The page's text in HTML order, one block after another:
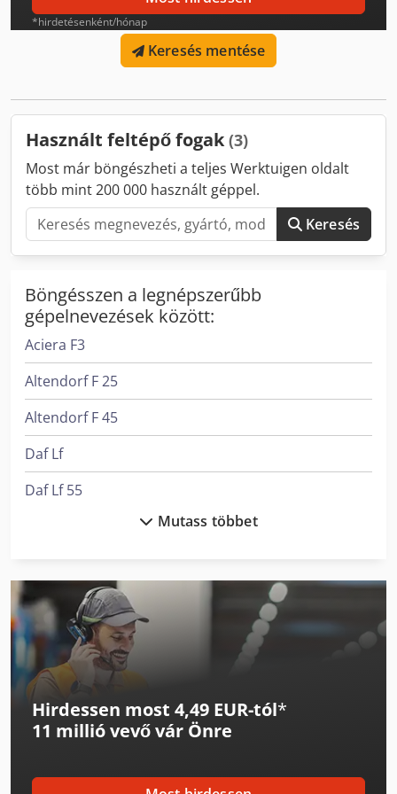
*hirdetésenként/hónap
Keresés mentése
Használt feltépő fogak (3)
Most már böngészheti a teljes Werktuigen oldalt
több mint 200 000 használt géppel.
Keresés
Böngésszen a legnépszerűbb
gépelnevezések között:
Aciera F3
Altendorf F 25
Altendorf F 45
Daf Lf
Daf Lf 55
Felder Fs 722
Felder G 380
Felder G 480
Felder K 700 S
Felder Rl 140
Felder Rl 300
Mutass többet
Hirdessen most 4,49 EUR-tól*
11 millió vevővár Önre